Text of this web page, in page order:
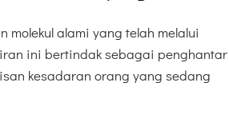
alami yang telah melalui
ini bertindak sebagai penghantar
kesadaran orang yang sedang